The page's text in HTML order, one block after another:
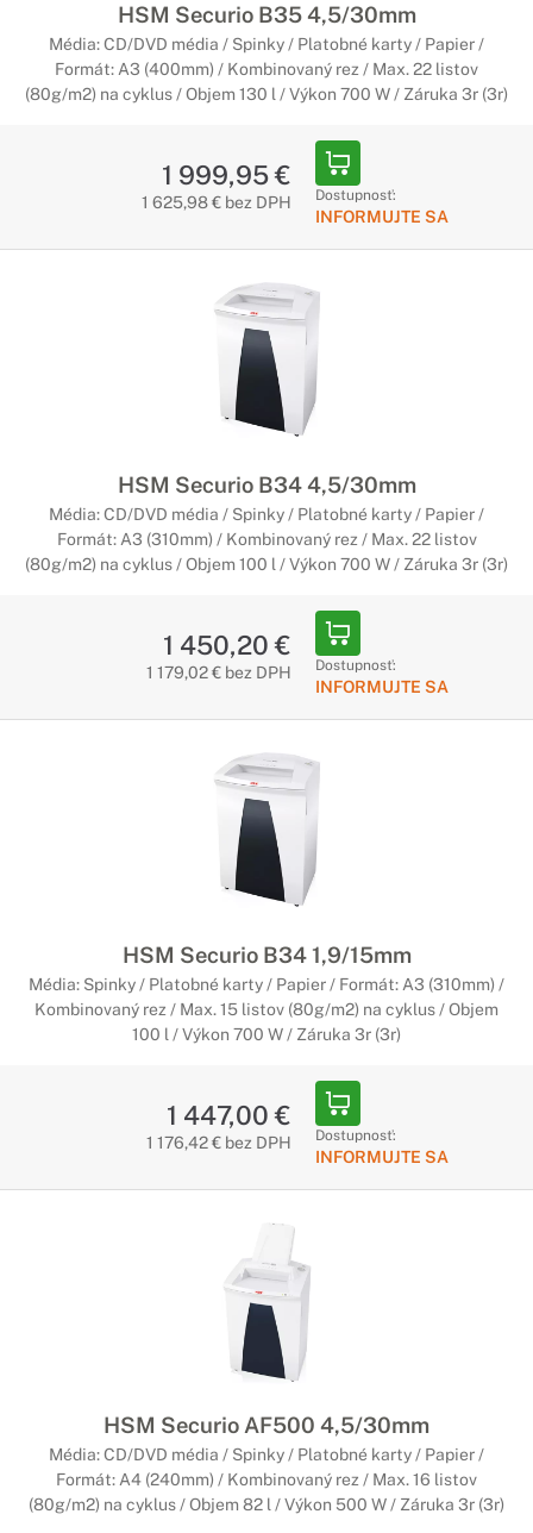
HSM Securio B35 4,5/30mm
Média: CD/DVD média / Spinky / Platobné karty / Papier /
Formát: A3 (400mm) / Kombinovaný rez / Max. 22 listov
(80g/m2) na cyklus / Objem 130 l / Výkon 700 W / Záruka 3r (3r)
1 999,95 €
1 625,98 € bez DPH Dostupnosť:
INFORMUJTE SA
HSM Securio B34 4,5/30mm
Média: CD/DVD média / Spinky / Platobné karty / Papier /
Formát: A3 (310mm) / Kombinovaný rez / Max. 22 listov
(80g/m2) na cyklus / Objem 100 l / Výkon 700 W / Záruka 3r (3r)
1 450,20 €
1 179,02 € bez DPH Dostupnosť:
INFORMUJTE SA
HSM Securio B34 1,9/15mm
Média: Spinky / Platobné karty / Papier / Formát: A3 (310mm) /
Kombinovaný rez / Max. 15 listov (80g/m2) na cyklus / Objem
100 l / Výkon 700 W / Záruka 3r (3r)
1 447,00 €
1 176,42 € bez DPH Dostupnosť:
INFORMUJTE SA
HSM Securio AF500 4,5/30mm
Média: CD/DVD média / Spinky / Platobné karty / Papier /
Formát: A4 (240mm) / Kombinovaný rez / Max. 16 listov
(80g/m2) na cyklus / Objem 82 l / Výkon 500 W / Záruka 3r (3r)